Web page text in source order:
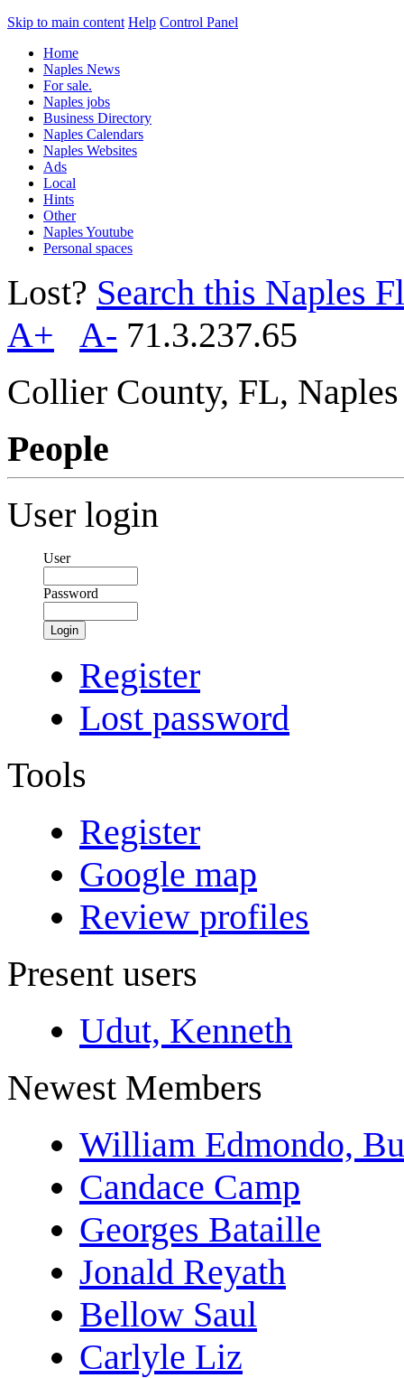
Skip to main content Help Control Panel
Home
Naples News
For sale.
Naples jobs
Business Directory
Naples Calendars
Naples Websites
Ads
Local
Hints
Other
Naples Youtube
Personal spaces
Lost? Search this Naples
A+
A- 71.3.237.65
Collier County, FL,
People
User login
User
Password
Login
Register
Lost password
Tools
Register
Google map
Review profiles
Present users
Udut, Kenneth
Newest Members
William Edmondo,
Candace Camp
Georges Bataille
Jonald Reyath
Bellow Saul
Carlyle Liz